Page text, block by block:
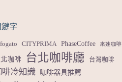
字
CITYPRIMA PhaseCoffee 來速咖啡
咖啡 台北咖啡廳 台灣咖啡
啡冷知識 咖啡器具推薦